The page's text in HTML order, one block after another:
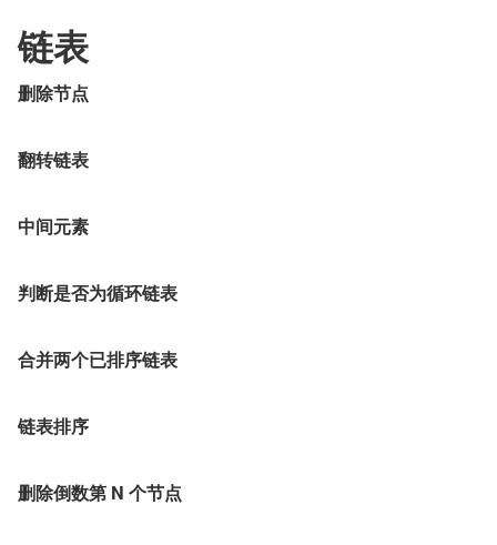
链表
删除节点
翻转链表
中间元素
判断是否为循环链表
合并两个已排序链表
链表排序
删除倒数第 N 个节点